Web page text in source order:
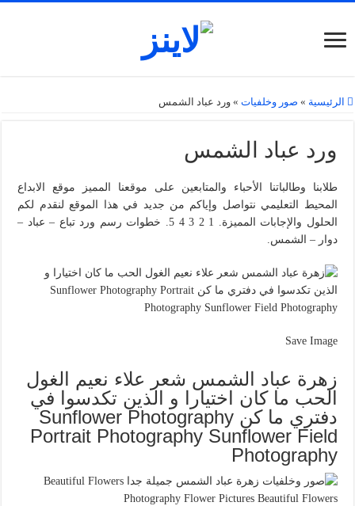
الرئيسية » صور وخلفيات » ورد عباد الشمس
ورد عباد الشمس
طلابنا وطالباتنا الأحباء والمتابعين على موقعنا المميز موقع الابداع
المحيط التعليمي نتواصل وإياكم من جديد في هذا الموقع لنقدم لكم
الحلول والإجابات المميزة. 1 2 3 4 5. خطوات رسم ورد تباع – عباد –
دوار – الشمس.
Save Image
زهرة عباد الشمس شعر علاء نعيم الغول
الحب ما كان اختيارا و الذين تكدسوا في
دفتري ما كن Sunflower Photography
Portrait Photography Sunflower Field
Photography